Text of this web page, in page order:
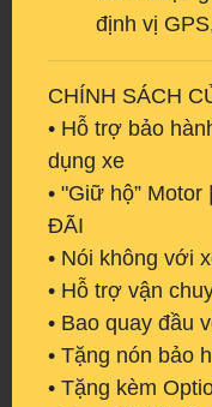
định vị
CHÍNH SÁCH
• Hỗ trợ bảo
dụng xe
• "Giữ hộ”
ĐÃI
• Nói không với
• Hỗ trợ vận
• Bao quay đầu
• Tặng nón bảo
• Tặng kèm